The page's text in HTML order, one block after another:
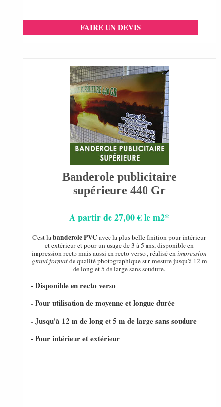
FAIRE UN DEVIS
Banderole publicitaire
supérieure 440 Gr
A partir de 27,00 € le m2*
C'est labanderole PVC avec la plus belle finition pour intérieur
et extérieur et pour un usage de 3 à 5 ans, disponible en
impression recto mais aussi en recto verso , réalisé enimpression
grand formatde qualité photographique sur mesure jusqu'à 12 m
de long et 5 de large sans soudure.
- Disponible en recto verso
- Pour utilisation de moyenne et longue durée
- Jusqu'à 12 m de long et 5 m de large sans soudure
- Pour intérieur et extérieur